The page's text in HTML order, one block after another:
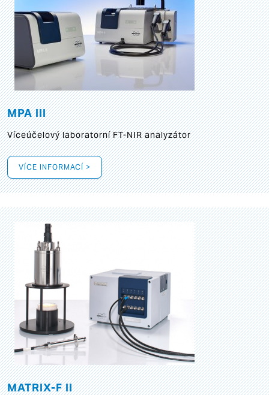
MPA III
Víceúčelový laboratorní FT-NIR analyzátor
VÍCE INFORMACÍ >
MATRIX-F II